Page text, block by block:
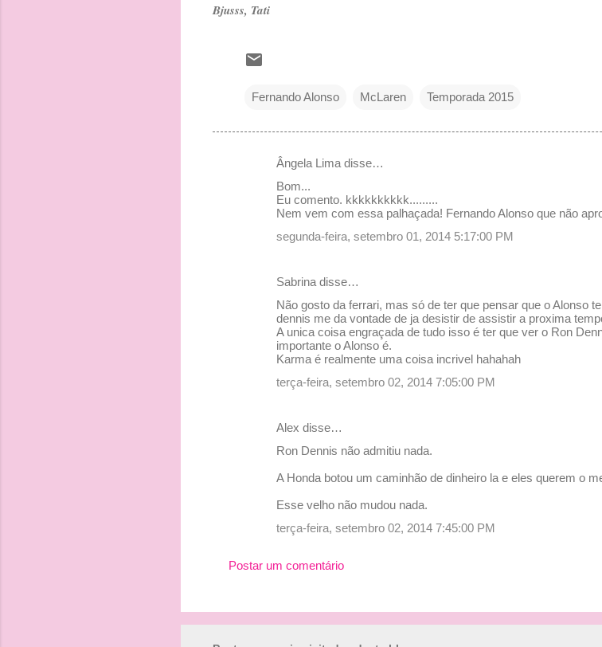
Bjusss, Tati
Fernando Alonso McLaren Temporada 2015
Ângela Lima disse…
Bom...
Eu comento. kkkkkkkkkk.........
Nem vem com essa palhaçada! Fernando Alonso que não
segunda-feira, setembro 01, 2014 5:17:00 PM
Sabrina disse…
Não gosto da ferrari, mas só de ter que pensar que o Alonso
dennis me da vontade de ja desistir de assistir a proxima
A unica coisa engraçada de tudo isso é ter que ver o Ron
importante o Alonso é.
Karma é realmente uma coisa incrivel hahahah
terça-feira, setembro 02, 2014 7:05:00 PM
Alex disse…
Ron Dennis não admitiu nada.
A Honda botou um caminhão de dinheiro la e eles querem o
Esse velho não mudou nada.
terça-feira, setembro 02, 2014 7:45:00 PM
Postar um comentário